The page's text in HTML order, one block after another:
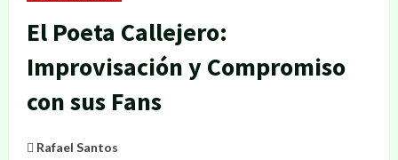
El Poeta Callejero:
Improvisación y Compromiso
con sus Fans
Rafael Santos